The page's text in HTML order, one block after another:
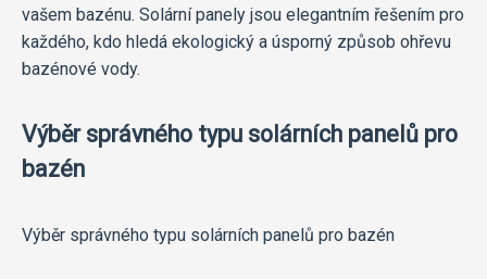
vašem bazénu. Solární panely jsou elegantním řešením pro
každého, kdo hledá ekologický a úsporný způsob ohřevu
bazénové vody.
Výběr správného typu solárních panelů pro
bazén
Výběr správného typu solárních panelů pro bazén